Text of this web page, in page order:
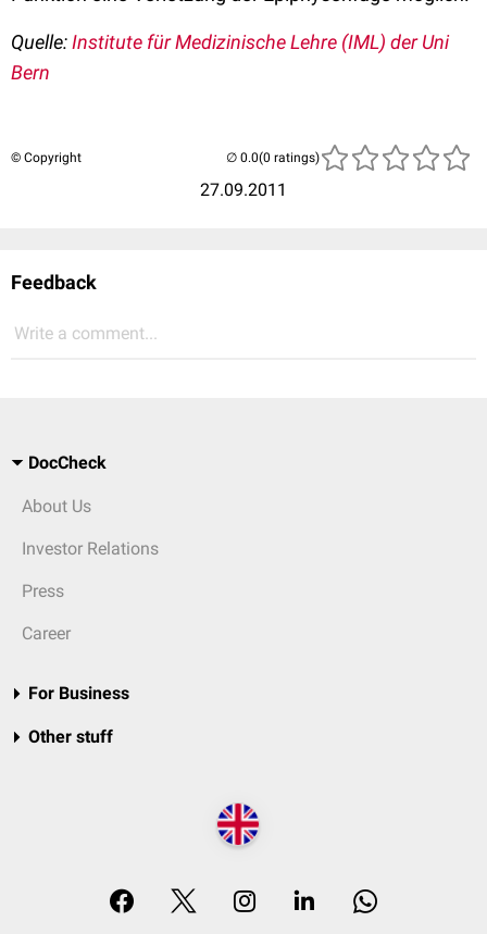
Quelle:Institute für Medizinische Lehre (IML) der Uni
Bern
© Copyright
27.09.2011
(0 ratings)
Feedback
Write a comment...
DocCheck
About Us
Investor Relations
Press
Career
For Business
Other stuff